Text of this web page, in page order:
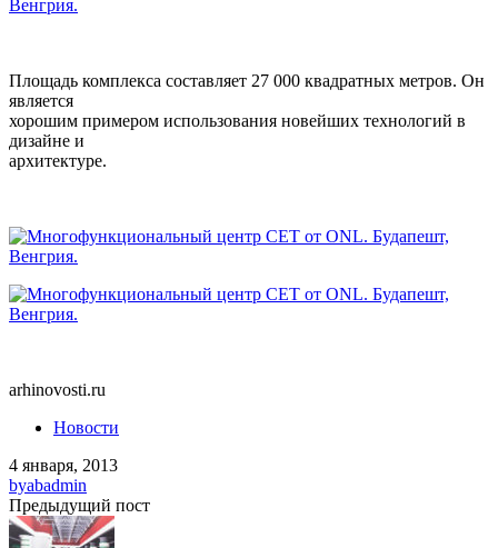
Площадь комплекса составляет 27 000 квадратных метров. Он
является
хорошим примером использования новейших технологий в
дизайне и
архитектуре.
arhinovosti.ru
Новости
4 января, 2013
byabadmin
Предыдущий пост